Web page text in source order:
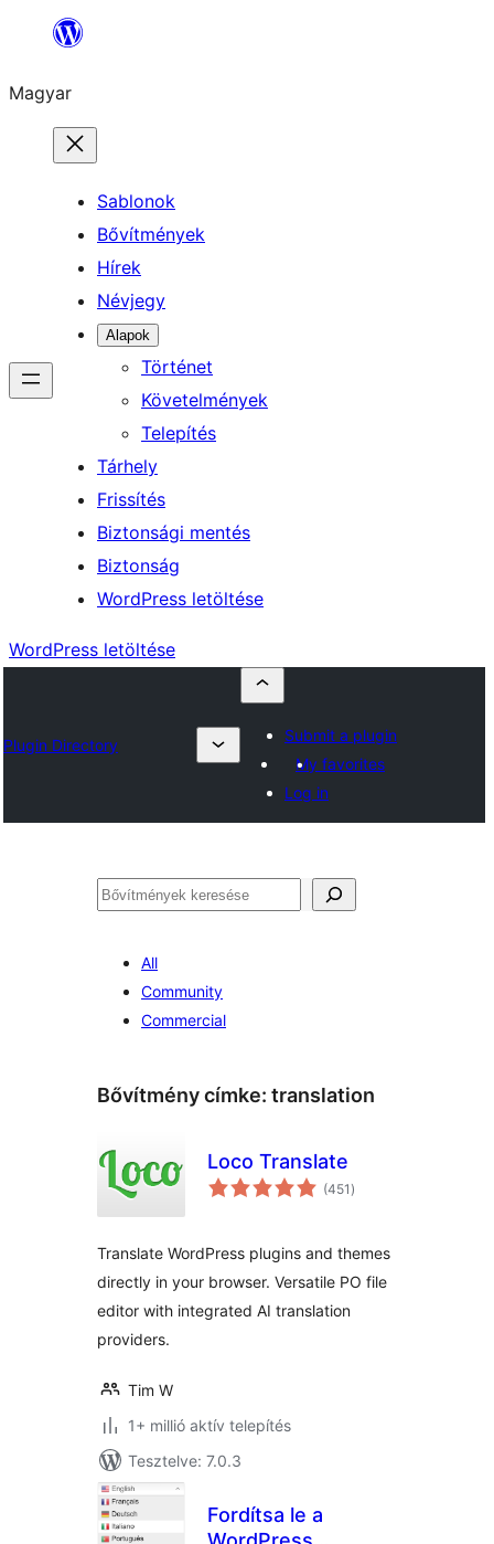
Ugrás
tartalomhoz
Magyar
Sablonok
Bővítmények
Hírek
Névjegy
Alapok
Történet
Követelmények
Telepítés
Tárhely
Frissítés
Biztonsági mentés
Biztonság
WordPress letöltése
WordPress letöltése
Plugin Directory
Submit a plugin
My favorites
Log in
Keresés
All
Community
Commercial
Bővítmény címke: translation
Loco Translate
(451 értékelés
összesen
)
Translate WordPress plugins and themes
directly in your browser. Versatile PO file
editor with integrated AI translation
providers.
Tim W
1+ millió aktív telepítés
Tesztelve: 7.0.3
Fordítsa le a